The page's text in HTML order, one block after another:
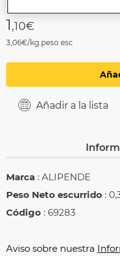
1,10€
3,06€/kg.peso esc
Añadir a la lista
Marca : ALIPENDE
Peso Neto escurrido :
Código : 69283
Aviso sobre nuestra